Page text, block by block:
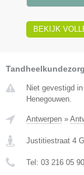
BEKIJK
Niet gevestigd
Henegouwen.
Antwerpen »
Justitiestraat 4
Tel: 03 216 05 90